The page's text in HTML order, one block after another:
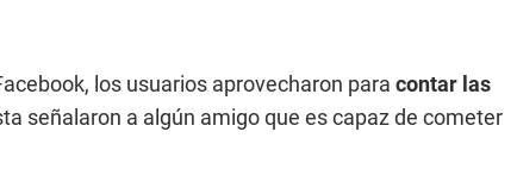
los usuarios aprovecharon para contar las
señalaron a algún amigo que es capaz de cometer